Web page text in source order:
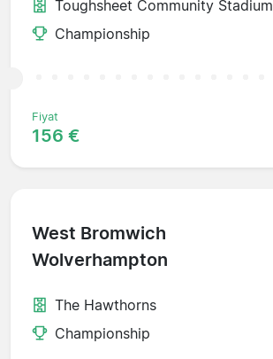
Toughsheet Community Stadium
Championship
Fiyat
156 €
West Bromwich
Wolverhampton
The Hawthorns
Championship